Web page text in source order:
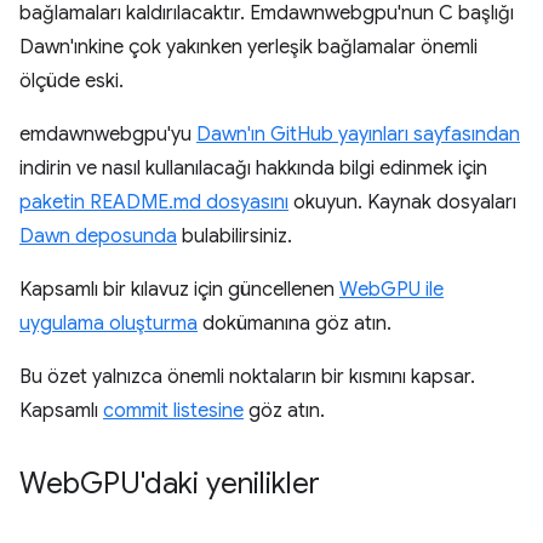
bağlamaları kaldırılacaktır. Emdawnwebgpu'nun C başlığı
Dawn'ınkine çok yakınken yerleşik bağlamalar önemli
ölçüde eski.
emdawnwebgpu'yu Dawn'ın GitHub yayınları sayfasından
indirin ve nasıl kullanılacağı hakkında bilgi edinmek için
paketin README.md dosyasını okuyun. Kaynak dosyaları
Dawn deposunda bulabilirsiniz.
Kapsamlı bir kılavuz için güncellenen WebGPU ile
uygulama oluşturma dokümanına göz atın.
Bu özet yalnızca önemli noktaların bir kısmını kapsar.
Kapsamlı commit listesine göz atın.
WebGPU'daki yenilikler